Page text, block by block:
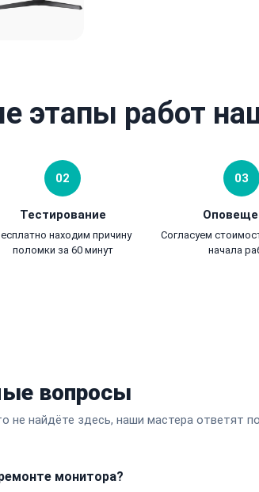
этапы работ
02
Тестирование
находим причину
поломки за 60 минут
03
Согласуем
начала
вопросы
не найдёте здесь, наши мастера ответят
монитора?